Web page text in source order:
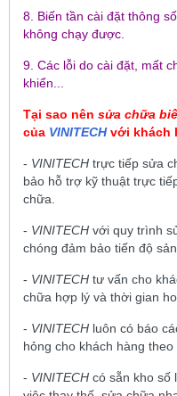
8. Biến tần cài đặt thông
không chạy được.
9. Các lỗi do cài đặt, mất
khiển...
Tại sao nên sửa chữa
của VINITECHvới khách
- VINITECH trực tiếp sửa
bảo hỗ trợ kỹ thuật trực
chữa.
- VINITECH với quy trình
chóng đảm bảo tiến độ
- VINITECH tư vấn cho
chữa hợp lý và thời gian
- VINITECH luôn có báo
hỏng cho khách hàng
- VINITECH có sẵn kho số